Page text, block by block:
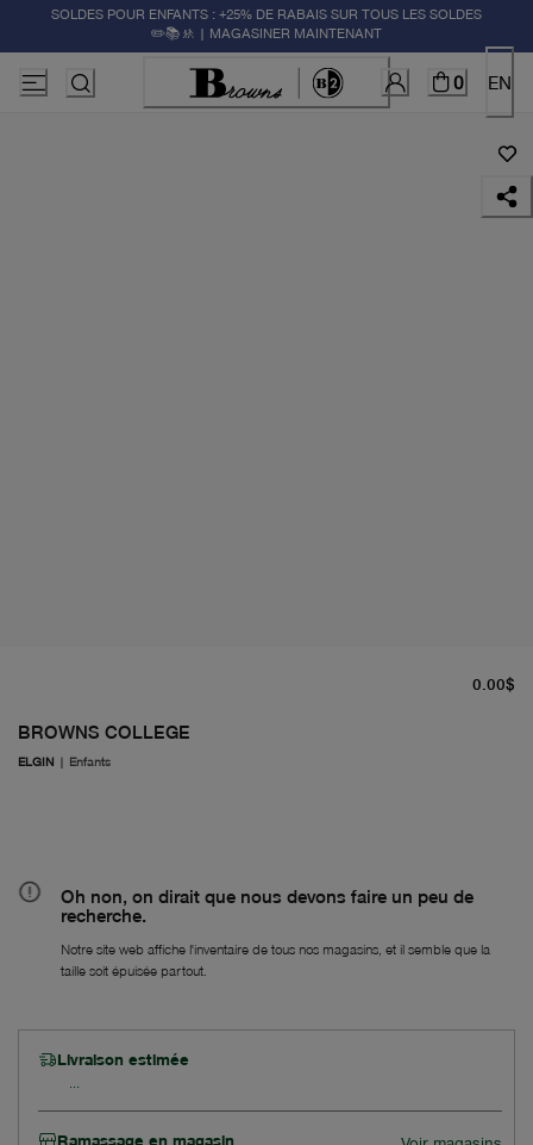
SOLDES POUR ENFANTS : +25% DE RABAIS SUR TOUS LES SOLDES
✏️📚🚸 | MAGASINER MAINTENANT
0 EN
BROWNS COLLEGE
ELGIN | Enfants
0.00$
Oh non, on dirait que nous devons faire un peu de
recherche.
Notre site web affiche l'inventaire de tous nos magasins, et il semble que la
taille soit épuisée partout.
Livraison estimée
Ramassage en magasin